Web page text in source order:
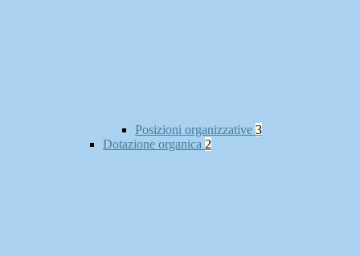
Posizioni organizzative 3
Dotazione organica 2